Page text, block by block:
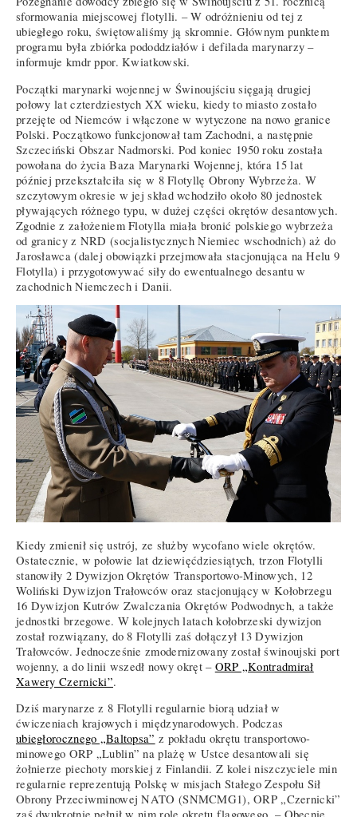
sformowania miejscowej flotylli. – W odróżnieniu od tej z
ubiegłego roku, świętowaliśmy ją skromnie. Głównym punktem
programu była zbiórka pododdziałów i defilada marynarzy –
informuje kmdr ppor. Kwiatkowski.
Początki marynarki wojennej w Świnoujściu sięgają drugiej
połowy lat czterdziestych XX wieku, kiedy to miasto zostało
przejęte od Niemców i włączone w wytyczone na nowo granice
Polski. Początkowo funkcjonował tam Zachodni, a następnie
Szczeciński Obszar Nadmorski. Pod koniec 1950 roku została
powołana do życia Baza Marynarki Wojennej, która 15 lat
później przekształciła się w 8 Flotyllę Obrony Wybrzeża. W
szczytowym okresie w jej skład wchodziło około 80 jednostek
pływających różnego typu, w dużej części okrętów desantowych.
Zgodnie z założeniem Flotylla miała bronić polskiego wybrzeża
od granicy z NRD (socjalistycznych Niemiec wschodnich) aż do
Jarosławca (dalej obowiązki przejmowała stacjonująca na Helu 9
Flotylla) i przygotowywać siły do ewentualnego desantu w
zachodnich Niemczech i Danii.
Kiedy zmienił się ustrój, ze służby wycofano wiele okrętów.
Ostatecznie, w połowie lat dziewięćdziesiątych, trzon Flotylli
stanowiły 2 Dywizjon Okrętów Transportowo-Minowych, 12
Woliński Dywizjon Trałowców oraz stacjonujący w Kołobrzegu
16 Dywizjon Kutrów Zwalczania Okrętów Podwodnych, a także
jednostki brzegowe. W kolejnych latach kołobrzeski dywizjon
został rozwiązany, do 8 Flotylli zaś dołączył 13 Dywizjon
Trałowców. Jednocześnie zmodernizowany został świnoujski port
wojenny, a do linii wszedł nowy okręt – ORP „Kontradmirał
Xawery Czernicki”.
Dziś marynarze z 8 Flotylli regularnie biorą udział w
ćwiczeniach krajowych i międzynarodowych. Podczas
ubiegłorocznego „Baltopsa” z pokładu okrętu transportowo-
minowego ORP „Lublin” na plażę w Ustce desantowali się
żołnierze piechoty morskiej z Finlandii. Z kolei niszczyciele min
regularnie reprezentują Polskę w misjach Stałego Zespołu Sił
Obrony Przeciwminowej NATO (SNMCMG1), ORP „Czernicki”